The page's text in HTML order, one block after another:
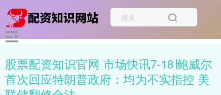
股票配资知识官网 市场快讯7-18∣鲍威尔
首次回应特朗普政府：均为不实指控 美